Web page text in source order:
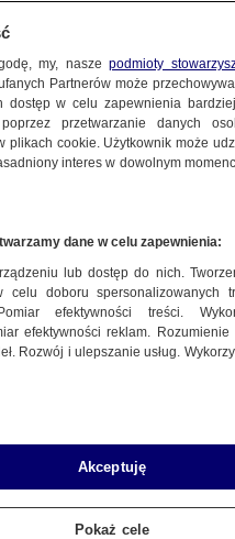
my, naszepodmioty
Partnerów może
w celu zapewnienia
przetwarzanie danych
plikach cookie. Użytkownik może
interes w dowolnym
dane w celu zapewnienia:
lub dostęp do nich.
celu doboru spersonalizowanych
efektywności treści.
efektywności reklam.
Rozwój i ulepszanie usług.
Akceptuję
Pokaż cele